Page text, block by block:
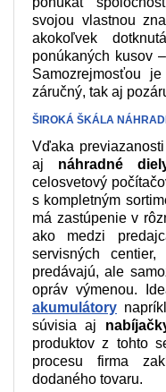
svojou vlastnou
akokoľvek
ponúkaných kusov
Samozrejmosťou
záručný, tak aj
ŠIROKÁ ŠKÁLA
Vďaka
aj náhradné
celosvetový
s kompletným
má zastúpenie v
ako medzi
servisných
predávajú, ale
opráv výmenou.
akumulátory
súvisia aj
produktov z tohto
procesu firma
dodaného tovaru.